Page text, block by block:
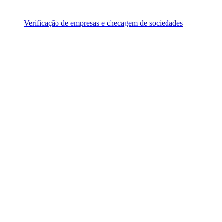
Verificação de empresas e checagem de sociedades